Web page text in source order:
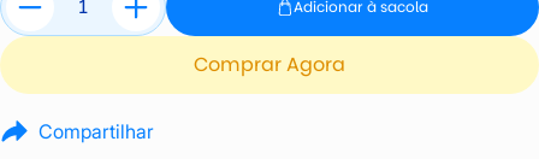
Adicionar à sacola
Comprar Agora
Compartilhar